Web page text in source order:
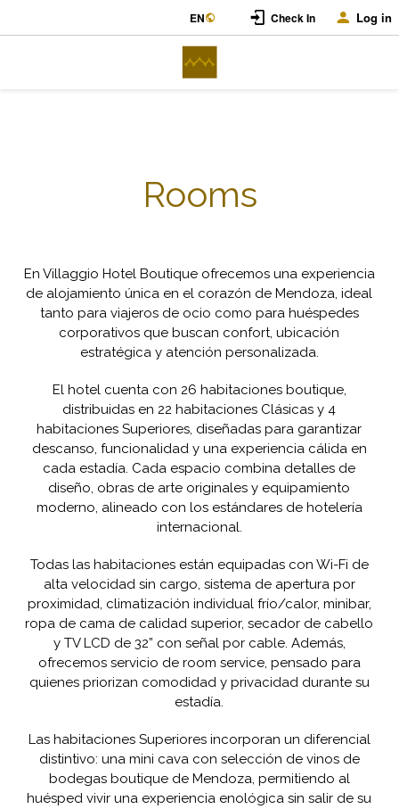
EN Check In Log in
Rooms
En Villaggio Hotel Boutique ofrecemos una experiencia
de alojamiento única en el corazón de Mendoza, ideal
tanto para viajeros de ocio como para huéspedes
corporativos que buscan confort, ubicación
estratégica y atención personalizada.
El hotel cuenta con 26 habitaciones boutique,
distribuidas en 22 habitaciones Clásicas y 4
habitaciones Superiores, diseñadas para garantizar
descanso, funcionalidad y una experiencia cálida en
cada estadía. Cada espacio combina detalles de
diseño, obras de arte originales y equipamiento
moderno, alineado con los estándares de hotelería
internacional.
Todas las habitaciones están equipadas con Wi-Fi de
alta velocidad sin cargo, sistema de apertura por
proximidad, climatización individual frío/calor, minibar,
ropa de cama de calidad superior, secador de cabello
y TV LCD de 32” con señal por cable. Además,
ofrecemos servicio de room service, pensado para
quienes priorizan comodidad y privacidad durante su
estadía.
Las habitaciones Superioresincorporan un diferencial
distintivo: una mini cava con selección de vinos de
bodegas boutique de Mendoza, permitiendo al
huésped vivir una experiencia enológica sin salir de su